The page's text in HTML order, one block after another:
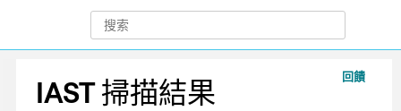
回饋
IAST 掃描結果